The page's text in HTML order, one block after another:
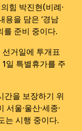
힘 박진현(비례·
용을 담은 ‘경남
를 준비 중이다.
거일에 투개표
일 특별휴가를 주
간을 보장하기 위
울·울산·세종·
는 시행 중이다.